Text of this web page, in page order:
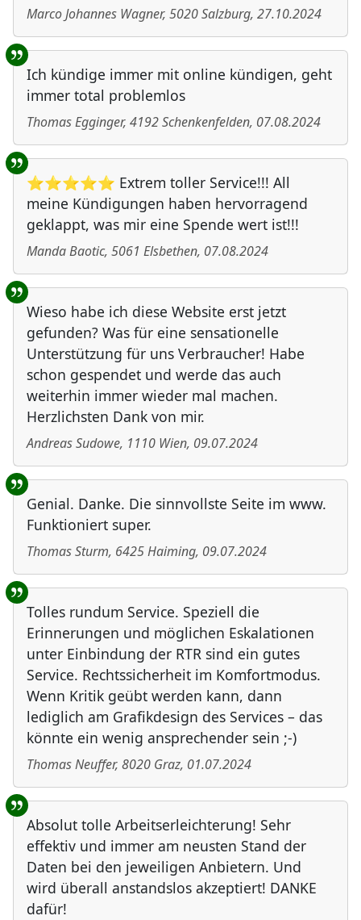
Marco Johannes Wagner, 5020Salzburg, 27.10.2024
Ich kündige immer mit online kündigen, geht
immer total problemlos
Thomas Egginger, 4192Schenkenfelden, 07.08.2024
⭐⭐⭐⭐⭐ Extrem toller Service!!! All
meine Kündigungen haben hervorragend
geklappt, was mir eine Spende wert ist!!!
Manda Baotic, 5061 Elsbethen, 07.08.2024
Wieso habe ich diese Website erst jetzt
gefunden? Was für eine sensationelle
Unterstützung für uns Verbraucher! Habe
schon gespendet und werde das auch
weiterhin immer wieder mal machen.
Herzlichsten Dank von mir.
Andreas Sudowe, 1110 Wien, 09.07.2024
Genial. Danke. Die sinnvollste Seite im www.
Funktioniert super.
Thomas Sturm, 6425Haiming, 09.07.2024
Tolles rundum Service. Speziell die
Erinnerungen und möglichen Eskalationen
unter Einbindung der RTR sind ein gutes
Service. Rechtssicherheit im Komfortmodus.
Wenn Kritik geübt werden kann, dann
lediglich am Grafikdesign des Services – das
könnte ein wenig ansprechender sein ;-)
Thomas Neuffer, 8020 Graz, 01.07.2024
Absolut tolle Arbeitserleichterung! Sehr
effektiv und immer am neusten Stand der
Daten bei den jeweiligen Anbietern. Und
wird überall anstandslos akzeptiert! DANKE
dafür!